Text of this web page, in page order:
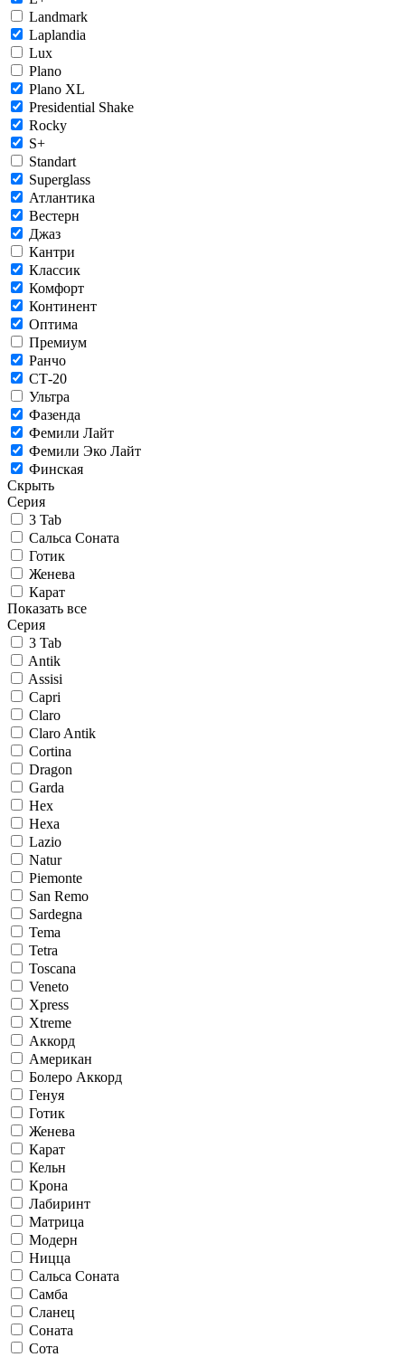
Landmark
Laplandia
Lux
Plano
Plano XL
Presidential Shake
Rocky
S+
Standart
Superglass
Атлантика
Вестерн
Джаз
Кантри
Классик
Комфорт
Континент
Оптима
Премиум
Ранчо
СТ-20
Ультра
Фазенда
Фемили Лайт
Фемили Эко Лайт
Финская
Скрыть
Серия
3 Tab
Сальса Соната
Готик
Женева
Карат
Показать все
Серия
3 Tab
Antik
Assisi
Capri
Claro
Claro Antik
Cortina
Dragon
Garda
Hex
Hexa
Lazio
Natur
Piemonte
San Remo
Sardegna
Tema
Tetra
Toscana
Veneto
Xpress
Xtreme
Аккорд
Американ
Болеро Аккорд
Генуя
Готик
Женева
Карат
Кельн
Крона
Лабиринт
Матрица
Модерн
Ницца
Сальса Соната
Самба
Сланец
Соната
Сота